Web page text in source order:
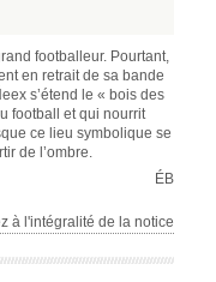
footballeur. Pourtant,
en retrait de sa bande
s’étend le « bois des
football et qui nourrit
ce lieu symbolique se
de l’ombre.
ÉB
à l'intégralité de la notice